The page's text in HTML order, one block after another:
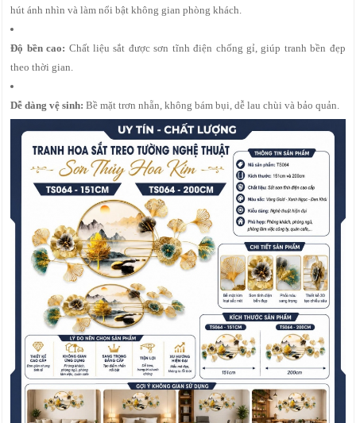
hút ánh nhìn và làm nổi bật không gian phòng khách.
Độ bền cao: Chất liệu sắt được sơn tĩnh điện chống gỉ, giúp tranh bền đẹp
theo thời gian.
Dễ dàng vệ sinh: Bề mặt trơn nhẵn, không bám bụi, dễ lau chùi và bảo quản.